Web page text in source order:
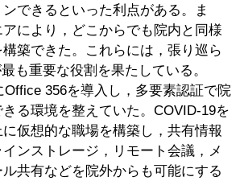
できるといった利点がある。ま
により，どこからでも院内と同様
築できた。これらには，張り巡ら
も重要な役割を果たしている。
Office 356を導入し，多要素認証で院
る環境を整えていた。COVID-19を
仮想的な職場を構築し，共有情報
ンストレージ，リモート会議，メ
共有などを院外からも可能にする